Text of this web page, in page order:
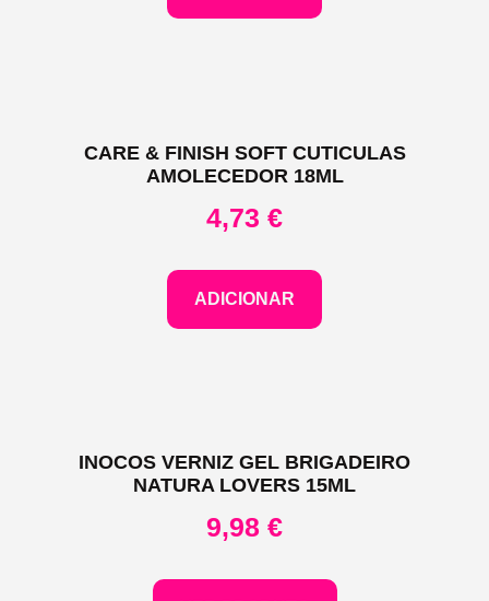
CARE & FINISH SOFT CUTICULAS
AMOLECEDOR 18ML
4,73 €
ADICIONAR
INOCOS VERNIZ GEL BRIGADEIRO
NATURA LOVERS 15ML
9,98 €